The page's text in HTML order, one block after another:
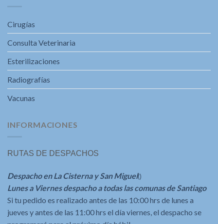
Cirugías
Consulta Veterinaria
Esterilizaciones
Radiografías
Vacunas
INFORMACIONES
RUTAS DE DESPACHOS
Despacho en La Cisterna y San Miguel()
Lunes a Viernes despacho a todas las comunas de Santiago
Si tu pedido es realizado antes de las 10:00 hrs de lunes a
jueves y antes de las 11:00 hrs el día viernes, el despacho se